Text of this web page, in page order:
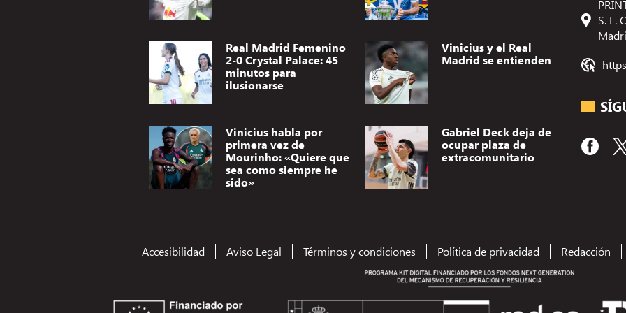
Utilizamos
(no)
como el
Real Madrid Femenino
2-0 Crystal Palace: 45
minutos para
ilusionarse
Vinicius y el Real
Madrid se entienden
Vinicius habla por
primera vez de
Mourinho: «Quiere que
sea como siempre he
sido»
Gabriel Deck deja de
ocupar plaza de
extracomunitario
S. L.
Accesibilidad Aviso Legal Términos y condiciones Política de privacidad Redacción